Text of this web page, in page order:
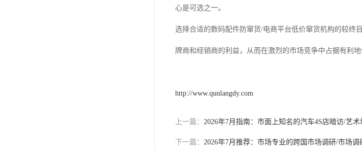
心是可选之一。
选择合适的数码配件防窜货/电商平台低价窜货机构的较终
牌商和经销商的利益，从而在激烈的市场竞争中占据有利地
http://www.qunlangdy.com
上一篇： 2026年7月指南：市面上知名的汽车4S店暗访/艺
下一篇： 2026年7月推荐：市场专业的跨国市场调研/市场